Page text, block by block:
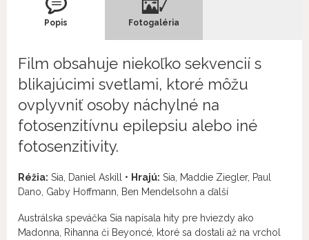
Popis Fotogaléria
Film obsahuje niekoľko sekvencií s
blikajúcimi svetlami, ktoré môžu
ovplyvniť osoby náchylné na
fotosenzitívnu epilepsiu alebo iné
fotosenzitivity.
Réžia: Sia, Daniel Askill • Hrajú: Sia, Maddie Ziegler, Paul
Dano, Gaby Hoffmann, Ben Mendelsohn a ďalší
Austrálska speváčka Sia napísala hity pre hviezdy ako
Madonna, Rihanna či Beyoncé, ktoré sa dostali až na vrchol